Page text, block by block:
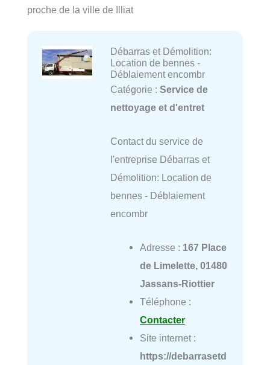
proche de la ville de Illiat
Débarras et Démolition:
Location de bennes -
Déblaiement encombr
Catégorie : Service de
nettoyage et d'entret
Contact du service de
l'entreprise Débarras et
Démolition: Location de
bennes - Déblaiement
encombr
Adresse : 167 Place
de Limelette, 01480
Jassans-Riottier
Téléphone :
Contacter
Site internet :
https://debarrasetd